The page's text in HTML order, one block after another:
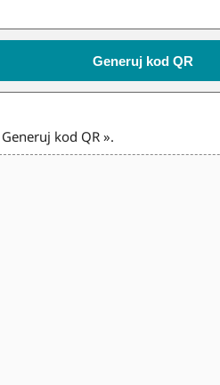
Generuj kod QR
kod QR ».